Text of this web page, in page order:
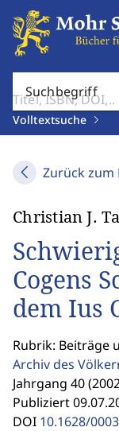
Suchbegriff
Volltextsuche
Zurück zum
Christian J.
Cogens
dem Ius
Rubrik: Beiträge
Archiv des
Jahrgang 40
Publiziert
DOI 10.1628/